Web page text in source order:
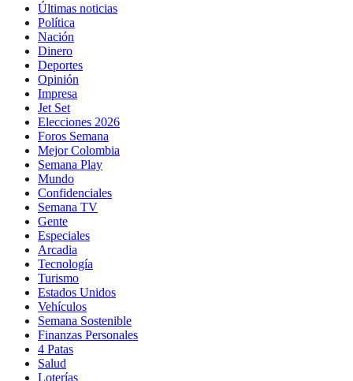
Últimas noticias
Política
Nación
Dinero
Deportes
Opinión
Impresa
Jet Set
Elecciones 2026
Foros Semana
Mejor Colombia
Semana Play
Mundo
Confidenciales
Semana TV
Gente
Especiales
Arcadia
Tecnología
Turismo
Estados Unidos
Vehículos
Semana Sostenible
Finanzas Personales
4 Patas
Salud
Loterías